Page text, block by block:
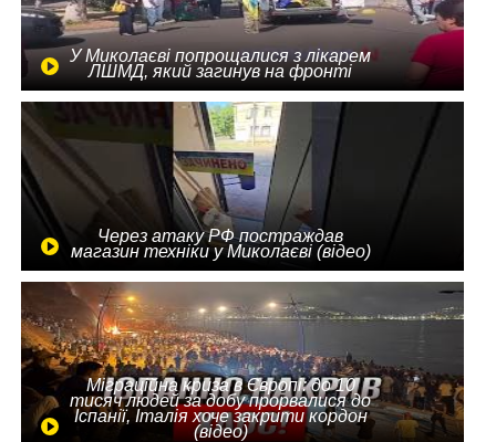
У Миколаєві попрощалися з лікарем
ЛШМД, який загинув на фронті
Через атаку РФ постраждав
магазин техніки у Миколаєві (відео)
Міграційна криза в Європі: до 10
тисяч людей за добу прорвалися до
Іспанії, Італія хоче закрити кордон
(відео)